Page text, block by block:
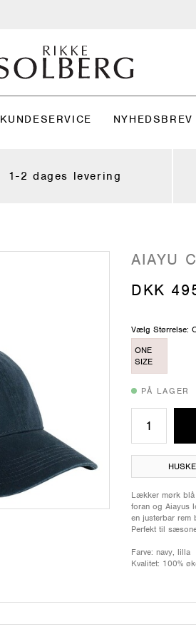
KUNDESERVICE NYHEDSBREV
1-2 dages levering
AIAYU
DKK
Vælg Størrelse:
ONE
SIZE
PÅ LAGER
Lækker mørk blå
foran og Aiayus
en justerbar
Perfekt til
Farve: navy, lilla
Kvalitet: 100%